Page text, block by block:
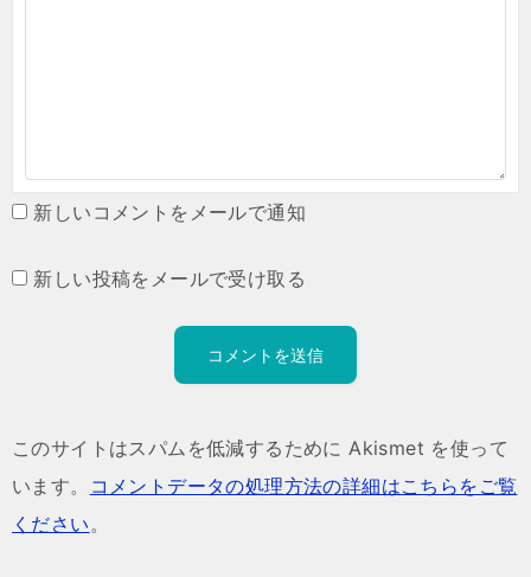
新しいコメントをメールで通知
新しい投稿をメールで受け取る
このサイトはスパムを低減するために Akismet を使って
います。
コメントデータの処理方法の詳細はこちらをご覧
ください。